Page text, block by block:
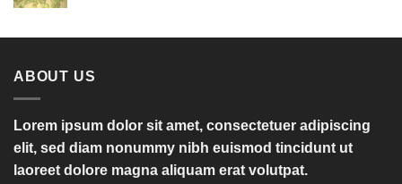
ABOUT US
Lorem ipsum dolor sit amet, consectetuer adipiscing
elit, sed diam nonummy nibh euismod tincidunt ut
laoreet dolore magna aliquam erat volutpat.